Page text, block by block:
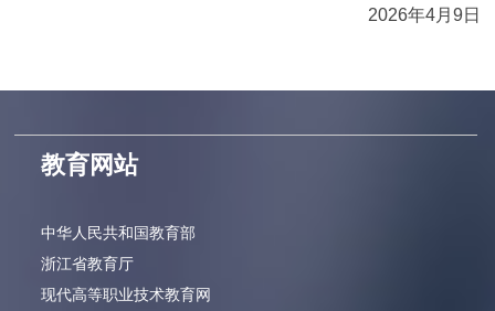
2026年4月 9 日
教育网站
中华人民共和国教育部
浙江省教育厅
现代高等职业技术教育网